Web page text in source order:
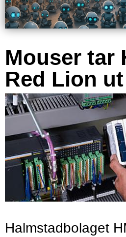
Mouser tar
Red Lion
Halmstadbolaget